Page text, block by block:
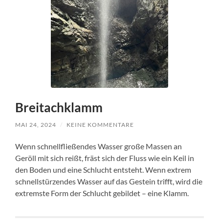
Breitachklamm
MAI 24, 2024 / KEINE KOMMENTARE
Wenn schnellfließendes Wasser große Massen an
Geröll mit sich reißt, fräst sich der Fluss wie ein Keil in
den Boden und eine Schlucht entsteht. Wenn extrem
schnellstürzendes Wasser auf das Gestein trifft, wird die
extremste Form der Schlucht gebildet – eine Klamm.